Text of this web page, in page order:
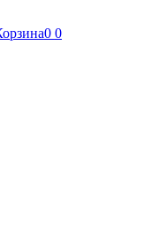
0 0